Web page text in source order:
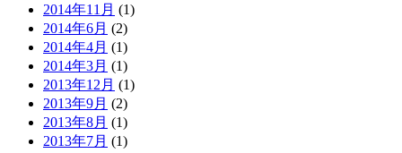
2014年11月 (1)
2014年6月 (2)
2014年4月 (1)
2014年3月 (1)
2013年12月 (1)
2013年9月 (2)
2013年8月 (1)
2013年7月 (1)